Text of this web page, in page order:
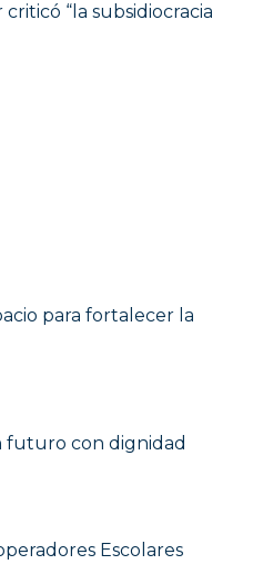
“la subsidiocracia
para fortalecer la
futuro con dignidad
Escolares